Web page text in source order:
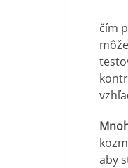
čím
aby